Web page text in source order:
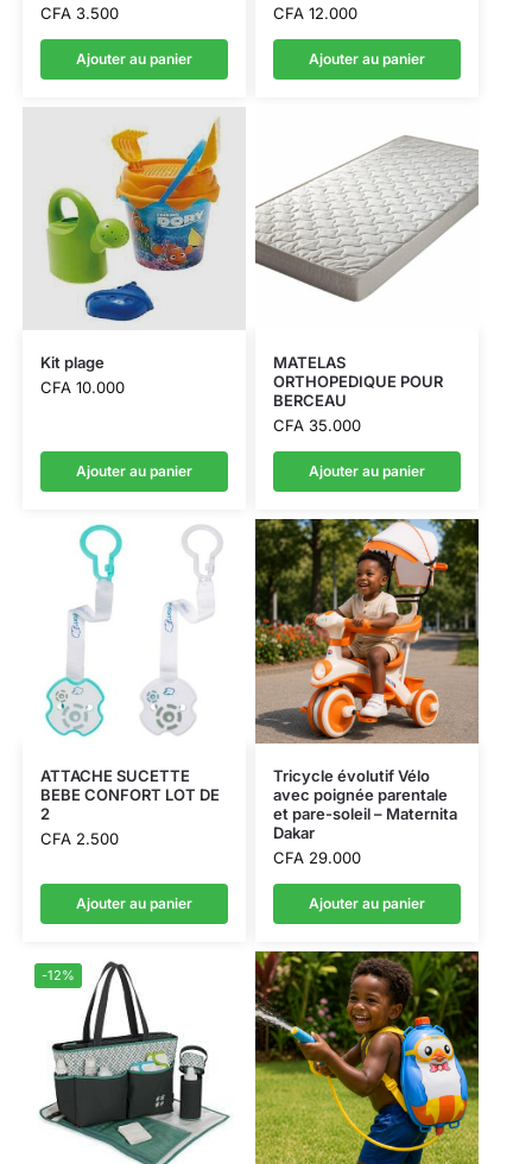
CFA3.500
Ajouter au panier
CFA12.000
Ajouter au panier
Kit plage
CFA10.000
Ajouter au panier
MATELAS
ORTHOPEDIQUE POUR
BERCEAU
CFA35.000
Ajouter au panier
ATTACHE SUCETTE
BEBE CONFORT LOT DE
2
CFA2.500
Ajouter au panier
Tricycle évolutif Vélo
avec poignée parentale
et pare-soleil – Maternita
Dakar
CFA29.000
Ajouter au panier
-12%